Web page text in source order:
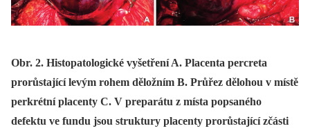
Obr. 2. Histopatologické vyšetření A. Placenta percreta
prorůstající levým rohem děložním B. Průřez dělohou v místě
perkrétní placenty C. V preparátu z místa popsaného
defektu ve fundu jsou struktury placenty prorůstající zčásti